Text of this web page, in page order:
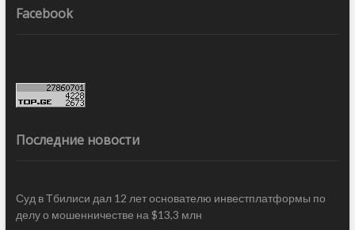
Facebook
Последние новости
Суд в Тбилиси дал 12 лет основателю инвестплатформы по
делу о мошенничестве на $13,3 млн